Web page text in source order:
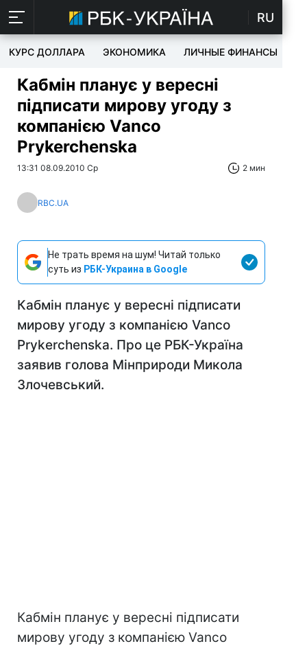
RU
КУРС ДОЛЛАРА ЭКОНОМИКА ЛИЧНЫЕ ФИНАНСЫ
Кабмін планує у вересні
підписати мирову угоду з
компанією Vanco
Prykerchenska
13:31 08.09.2010 Ср 2 мин
RBC.UA
Не трать время на шум! Читай только
суть из РБК-Украина в Google
Кабмін планує у вересні підписати
мирову угоду з компанією Vanco
Prykerchenska. Про це РБК-Україна
заявив голова Мінприроди Микола
Злочевський.
Кабмін планує у вересні підписати
мирову угоду з компанією Vanco